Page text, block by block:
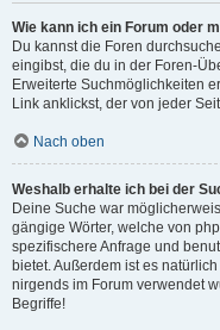
Wie kann ich ein Forum oder
Du kannst die Foren
eingibst, die du in der Foren-
Erweiterte Suchmöglichkeiten
Link anklickst, der von jeder
Nach oben
Weshalb erhalte ich bei der
Deine Suche war
gängige Wörter, welche von
spezifischere Anfrage und
bietet. Außerdem ist es
nirgends im Forum verwendet
Begriffe!